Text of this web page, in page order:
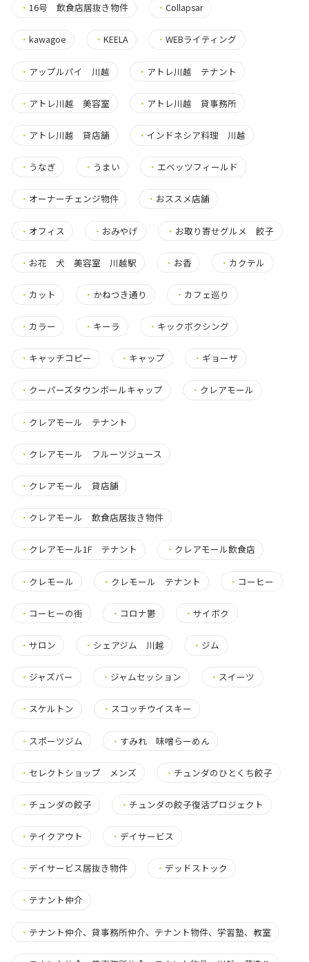
・ 16号 飲食店居抜き物件 ・Collapsar
・ kawagoe ・KEELA ・WEBライティング
・ アップルパイ 川越 ・ アトレ川越 テナント
・ アトレ川越 美容室 ・ アトレ川越 貸事務所
・ アトレ川越 貸店舗 ・ インドネシア料理 川越
・ うなぎ ・ うまい ・ エベッツフィールド
・ オーナーチェンジ物件 ・ おススメ店舗
・ オフィス ・ おみやげ ・ お取り寄せグルメ 餃子
・ お花 犬 美容室 川越駅 ・ お香 ・ カクテル
・ カット ・ かねつき通り ・ カフェ巡り
・ カラー ・ キーラ ・ キックボクシング
・ キャッチコピー ・ キャップ ・ ギョーザ
・ クーパーズタウンボールキャップ ・ クレアモール
・ クレアモール テナント
・ クレアモール フルーツジュース
・ クレアモール 貸店舗
・ クレアモール 飲食店居抜き物件
・ クレアモール1F テナント ・ クレアモール飲食店
・ クレモール ・ クレモール テナント ・ コーヒー
・ コーヒーの街 ・ コロナ鬱 ・サイボク
・ サロン ・ シェアジム 川越 ・ ジム
・ ジャズバー ・ ジャムセッション ・ スイーツ
・ スケルトン ・ スコッチウイスキー
・ スポーツジム ・ すみれ 味噌らーめん
・ セレクトショップ メンズ ・ チュンダのひとくち餃子
・ チュンダの餃子 ・ チュンダの餃子復活プロジェクト
・ テイクアウト ・ デイサービス
・ デイサービス居抜き物件 ・ デッドストック
・ テナント仲介
・ テナント仲介、貸事務所仲介、テナント物件、学習塾、教室